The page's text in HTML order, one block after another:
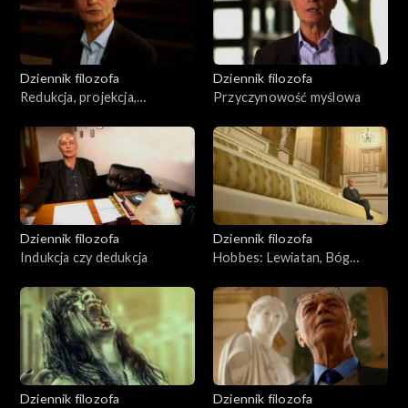
Dziennik filozofa
Redukcja, projekcja,
Dziennik filozofa
Przyczynowość myślowa
Dziennik filozofa
Indukcja czy dedukcja
Dziennik filozofa
Hobbes: Lewiatan, Bóg
Dziennik filozofa
Dziennik filozofa